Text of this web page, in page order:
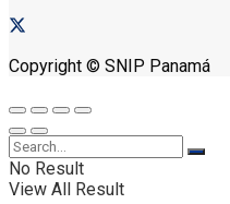
Copyright © SNIP Panamá
No Result
View All Result